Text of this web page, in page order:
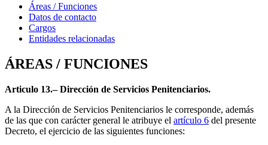
Áreas / Funciones
Datos de contacto
Cargos
Entidades relacionadas
ÁREAS / FUNCIONES
Articulo 13.– Dirección de Servicios Penitenciarios.
A la Dirección de Servicios Penitenciarios le corresponde, además
de las que con carácter general le atribuye el artículo 6 del presente
Decreto, el ejercicio de las siguientes funciones: